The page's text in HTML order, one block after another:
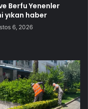
Berfu Yenenler
yıkan haber
6, 2026